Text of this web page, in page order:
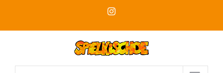
springen
Instagram